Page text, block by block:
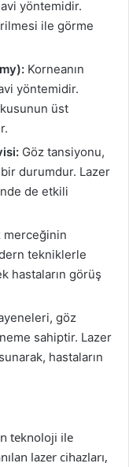
yöntemidir.
ile görme
Korneanın
yöntemidir.
üst
Göz tansiyonu,
durumdur. Lazer
de etkili
merceğinin
tekniklerle
hastaların görüş
göz
sahiptir. Lazer
hastaların
teknoloji ile
lazer cihazları,